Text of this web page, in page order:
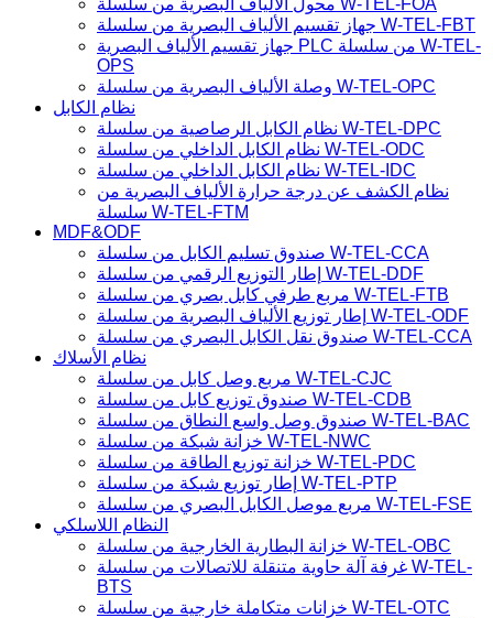
محول الألياف البصرية من سلسلة W-TEL-FOA
جهاز تقسيم الألياف البصرية من سلسلة W-TEL-FBT
جهاز تقسيم الألياف البصرية PLC من سلسلة W-TEL-
OPS
وصلة الألياف البصرية من سلسلة W-TEL-OPC
نظام الكابل
نظام الكابل الرصاصية من سلسلة W-TEL-DPC
نظام الكابل الداخلي من سلسلة W-TEL-ODC
نظام الكابل الداخلي من سلسلة W-TEL-IDC
نظام الكشف عن درجة حرارة الألياف البصرية من
سلسلة W-TEL-FTM
MDF&ODF
صندوق تسليم الكابل من سلسلة W-TEL-CCA
إطار التوزيع الرقمي من سلسلة W-TEL-DDF
مربع طرفي كابل بصري من سلسلة W-TEL-FTB
إطار توزيع الألياف البصرية من سلسلة W-TEL-ODF
صندوق نقل الكابل البصري من سلسلة W-TEL-CCA
نظام الأسلاك
مربع وصل كابل من سلسلة W-TEL-CJC
صندوق توزيع كابل من سلسلة W-TEL-CDB
صندوق وصل واسع النطاق من سلسلة W-TEL-BAC
خزانة شبكة من سلسلة W-TEL-NWC
خزانة توزيع الطاقة من سلسلة W-TEL-PDC
إطار توزيع شبكة من سلسلة W-TEL-PTP
مربع موصل الكابل البصري من سلسلة W-TEL-FSE
النظام اللاسلكي
خزانة البطارية الخارجية من سلسلة W-TEL-OBC
غرفة آلة حاوية متنقلة للاتصالات من سلسلة W-TEL-
BTS
خزانات متكاملة خارجية من سلسلة W-TEL-OTC